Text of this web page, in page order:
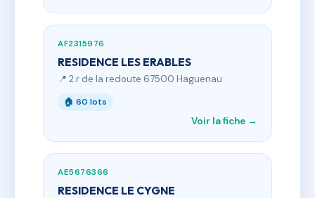
AF2315976
RESIDENCE LES ERABLES
📍 2 r de la redoute 67500 Haguenau
🏠 60 lots
Voir la fiche →
AE5676366
RESIDENCE LE CYGNE